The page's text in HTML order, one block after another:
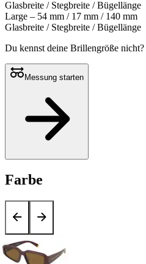
Glasbreite / Stegbreite / Bügellänge
Large – 54 mm / 17 mm / 140 mm
Glasbreite / Stegbreite / Bügellänge
Du kennst deine Brillengröße nicht?
Messung starten
Farbe